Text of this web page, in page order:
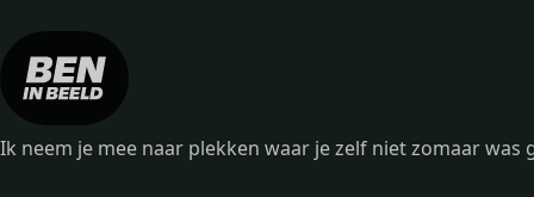
Ik neem je mee naar plekken waar je zelf niet zomaar was